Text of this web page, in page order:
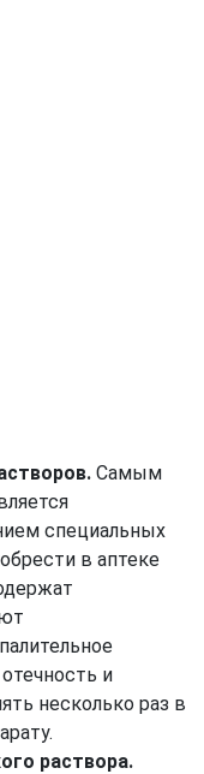
Самым
специальных
в аптеке
и
несколько раз в
раствора.